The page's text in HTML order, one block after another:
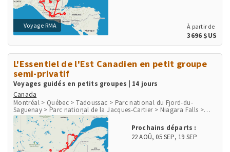
Voyage RMA À partir de
3696 $US
L'Essentiel de l'Est Canadien en petit groupe
semi-privatif
Voyages guidés en petits groupes | 14 jours
Canada
Montréal > Québec > Tadoussac > Parc national du Fjord-du-
Saguenay > Parc national de la Jacques-Cartier > Niagara Falls >
Parc national des Mille-Îles > Ottawa > Mont-Tremblant > Parc
national du Mont-Tremblant
Prochains départs :
22 AOÛ,05 SEP, 19 SEP